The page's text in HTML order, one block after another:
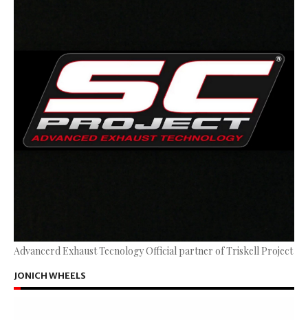
Advancerd Exhaust Tecnology Official partner of Triskell Project
JONICH WHEELS